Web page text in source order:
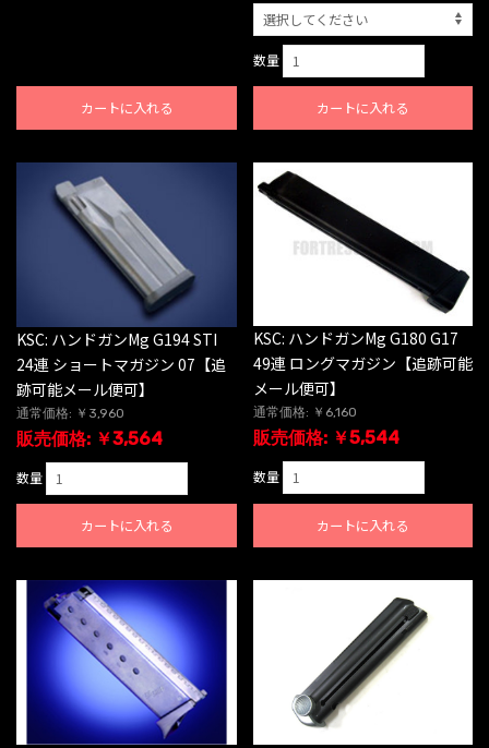
カートに入れる
数量
カートに入れる
KSC: ハンドガンMg G194 STI
24連 ショートマガジン 07【追
跡可能メール便可】
通常価格: ￥3,960
販売価格: ￥3,564
数量
カートに入れる
KSC: ハンドガンMg G180 G17
49連 ロングマガジン【追跡可能
メール便可】
通常価格: ￥6,160
販売価格: ￥5,544
数量
カートに入れる